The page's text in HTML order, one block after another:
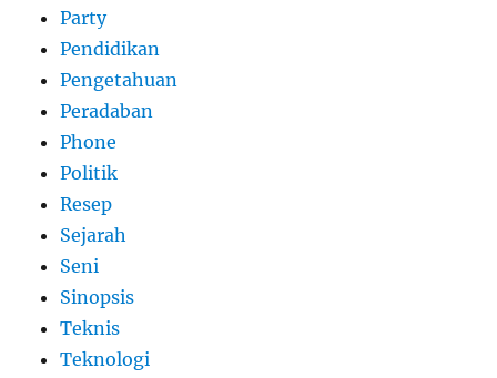
Party
Pendidikan
Pengetahuan
Peradaban
Phone
Politik
Resep
Sejarah
Seni
Sinopsis
Teknis
Teknologi